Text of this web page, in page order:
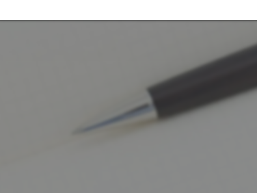
コラム